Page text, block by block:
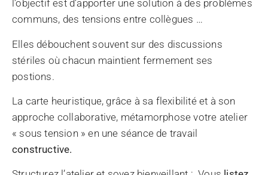
l’objectif est d’apporter une solution à des problèmes
communs, des tensions entre collègues …
Elles débouchent souvent sur des discussions
stériles où chacun maintient fermement ses
postions.
La carte heuristique, grâce à sa flexibilité et à son
approche collaborative, métamorphose votre atelier
« sous tension » en une séance de travail
constructive.